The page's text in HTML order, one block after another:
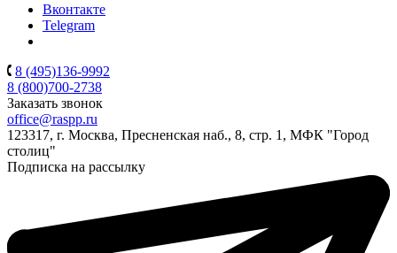
Вконтакте
Telegram
8 (495)136-9992
8 (800)700-2738
Заказать звонок
office@raspp.ru
123317, г. Москва, Пресненская наб., 8, стр. 1, МФК "Город
столиц"
Подписка на рассылку